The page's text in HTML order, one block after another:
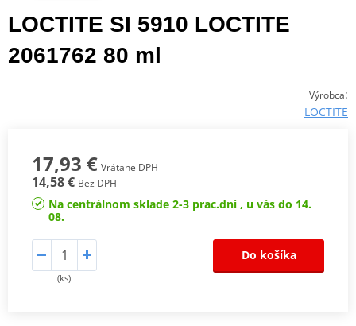
LOCTITE SI 5910 LOCTITE
2061762 80 ml
Výrobca:
LOCTITE
17,93 € Vrátane DPH
14,58 € Bez DPH
Na centrálnom sklade 2-3 prac.dni , u vás do 14.
08.
(ks)
Do košíka